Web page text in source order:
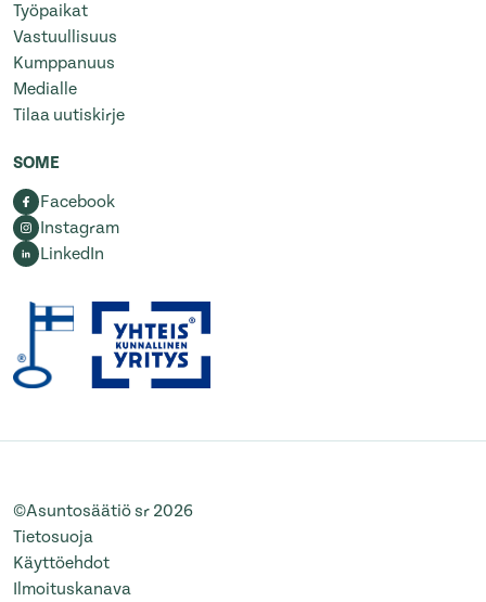
Työpaikat
Vastuullisuus
Kumppanuus
Medialle
Tilaa uutiskirje
SOME
Facebook
Instagram
LinkedIn
©Asuntosäätiö sr 2026
Tietosuoja
Käyttöehdot
Ilmoituskanava